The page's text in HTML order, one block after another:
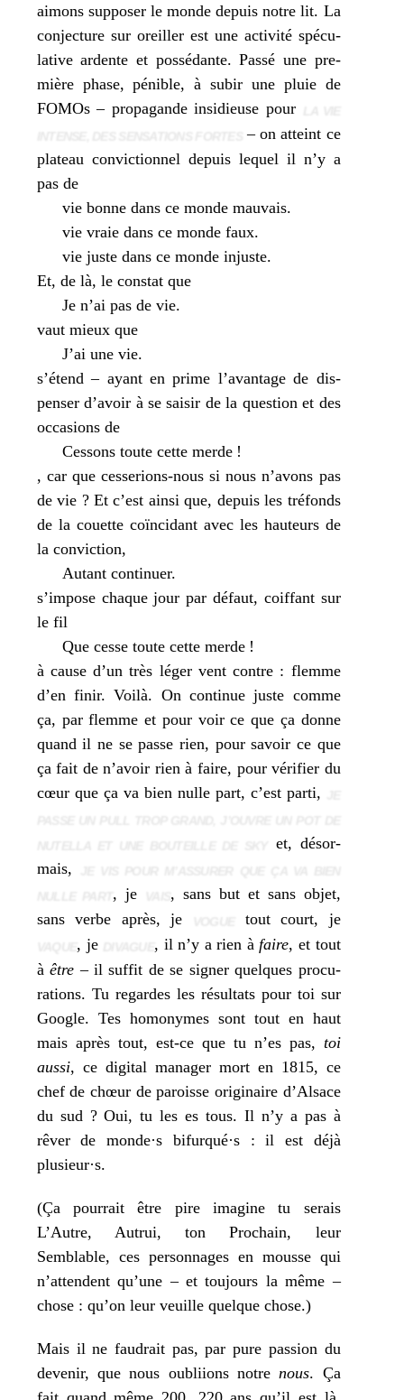
aimons sup­po­ser le monde depuis notre lit. La
conjec­ture sur oreiller est une acti­vi­té spé­cu­
la­tive ardente et pos­sé­dante. Passé une pre­
mière phase, pénible, à subir une pluie de
FOMOs – pro­pa­gande insi­dieuse pour
– on atteint ce
pla­teau convic­tion­nel depuis lequel il n’y a
pas de
vie bonne dans ce monde mau­vais.
vie vraie dans ce monde faux.
vie juste dans ce monde injuste.
Et, de là, le constat que
Je n’ai pas de vie.
vaut mieux que
J’ai une vie.
s’étend – ayant en prime l’avantage de dis­
pen­ser d’avoir à se sai­sir de la ques­tion et des
occa­sions de
Cessons toute cette merde !
, car que ces­se­rions-nous si nous n’avons pas
de vie ? Et c’est ain­si que, depuis les tré­fonds
de la couette coïn­ci­dant avec les hau­teurs de
la convic­tion,
Autant conti­nuer.
s’impose chaque jour par défaut, coif­fant sur
le fil
Que cesse toute cette merde !
à cause d’un très léger vent contre : flemme
d’en finir. Voilà. On conti­nue juste comme
ça, par flemme et pour voir ce que ça donne
quand il ne se passe rien, pour savoir ce que
ça fait de n’avoir rien à faire, pour véri­fier du
cœur que ça va bien nulle part, c’est par­ti,
et, désor­
mais,
JE VIS POUR M’ASSURER QUE ÇA VA BIEN
, je
, sans but et sans objet,
sans verbe après, je
tout court, je
, je , il n’y a rien à faire, et tout
àêtre – il suf­fit de se signer quelques pro­cu­
ra­tions. Tu regardes les résul­tats pour toi sur
Google. Tes homo­nymes sont tout en haut
mais après tout, est-ce que tu n’es pas, toi
aus­si, ce digi­tal mana­ger mort en 1815, ce
chef de chœur de paroisse ori­gi­naire d’Alsace
du sud ? Oui, tu les es tous. Il n’y a pas à
rêver de monde·s bifurqué·s : il est déjà
plusieur·s.
(Ça pour­rait être pire ima­gine tu serais
L’Autre, Autrui, ton Prochain, leur
Semblable, ces per­son­nages en mousse qui
n’attendent qu’une – et tou­jours la même –
chose : qu’on leur veuille quelque chose.)
Mais il ne fau­drait pas, par pure pas­sion du
deve­nir, que nous oubliions notre nous. Ça